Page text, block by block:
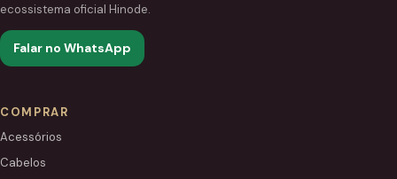
ecossistema oficial Hinode.
Falar no WhatsApp
COMPRAR
Acessórios
Cabelos